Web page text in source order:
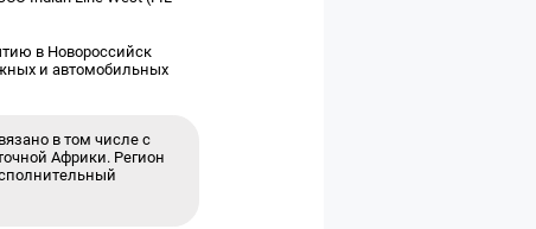
в Новороссийск
и автомобильных
в том числе с
Африки. Регион